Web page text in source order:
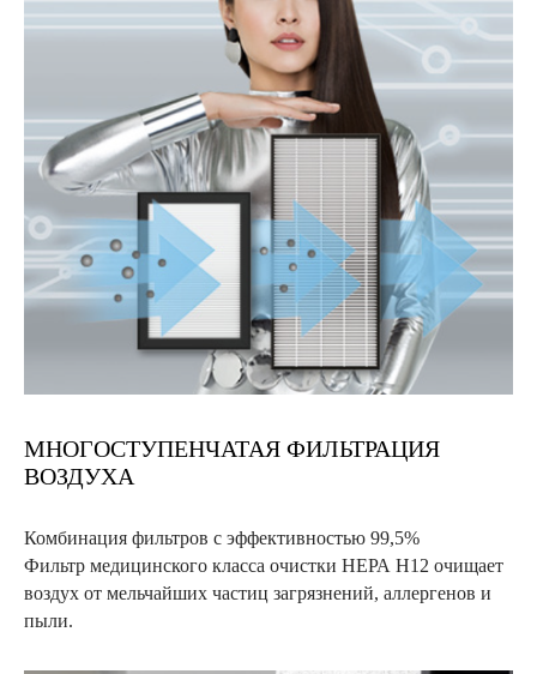
МНОГОСТУПЕНЧАТАЯ ФИЛЬТРАЦИЯ
ВОЗДУХА
Комбинация фильтров с эффективностью 99,5%
Фильтр медицинского класса очистки НЕРА Н12 очищает
воздух от мельчайших частиц загрязнений, аллергенов и
пыли.